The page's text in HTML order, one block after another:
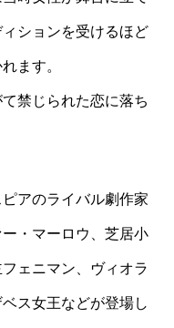
ションを受けるほど
ます。
禁じられた恋に落ち
アのライバル劇作家
・マーロウ、芝居小
ェニマン、ヴィオラ
ス女王などが登場し